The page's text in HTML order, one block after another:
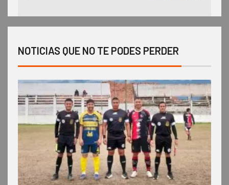
NOTICIAS QUE NO TE PODES PERDER